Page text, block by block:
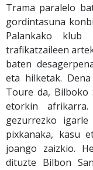
Trama paralelo
gordintasuna
Palankako klub
trafikatzaileen
baten
eta hilketak.
Toure da, Bilboko
etorkin afrikarra.
gezurrezko
pixkanaka, kasu
joango zaizkio.
dituzte Bilbon